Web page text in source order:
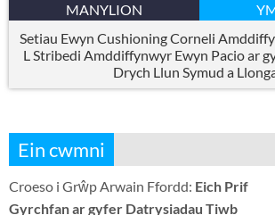
MANYLION
Setiau Ewyn Cushioning Corneli
L Stribedi Amddiffynwyr Ewyn Pacio ar
Drych Llun Symud a
Ein cwmni
Croeso i Grŵp Arwain Ffordd: Eich Prif
Gyrchfan ar gyfer Datrysiadau Tiwb